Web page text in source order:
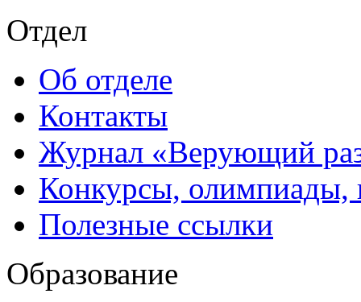
Отдел
Об отделе
Контакты
Журнал «Верующий
Конкурсы, олимпиады,
Полезные ссылки
Образование